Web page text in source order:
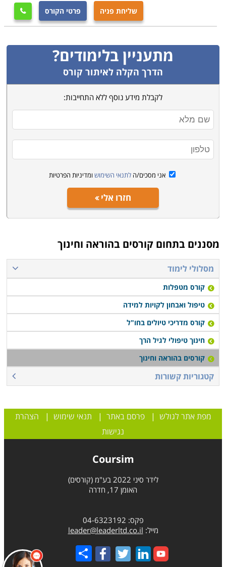
שליחת פניה פרטי הקורס 
מתעניין בלימודים?
הדרך הקלה לאיתור קורס
לקבלת מידע נוסף ללא התחייבות:
אני מסכים/ה לתנאי השימוש ומדיניות הפרטיות
חזרו אלי
מסננים בתחום קורסים בהוראה וחינוך
מסלולי לימוד
קורס מטפלות
טיפול ואבחון לקויות למידה
קורס מדריכי טיולים בחו"ל
חינוך טיפולי לגיל הרך
קורסים בהוראה וחינוך
קטגוריות קשורות
מפת אתר לגולש |פרסם באתר | תנאי שימוש | הצהרת
נגישות
Coursim
לידר סיני 2022 בע"מ (קורסים)
האומן 17, חדרה
פקס: 04-6323192
מייל: leader@leaderltd.co.il
Share